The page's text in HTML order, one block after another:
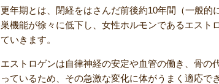
更年期とは、閉経をはさんだ前後約10年間（一般的
巣機能が徐々に低下し、女性ホルモンであるエスト
ていきます。
エストロゲンは自律神経の安定や血管の働き、骨の
っているため、その急激な変化に体がうまく適応で